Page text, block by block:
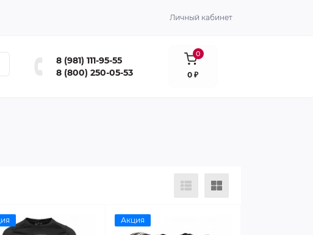
Личный кабинет
8 (981) 111-95-55
8 (800) 250-05-53
0
0 ₽
Акция